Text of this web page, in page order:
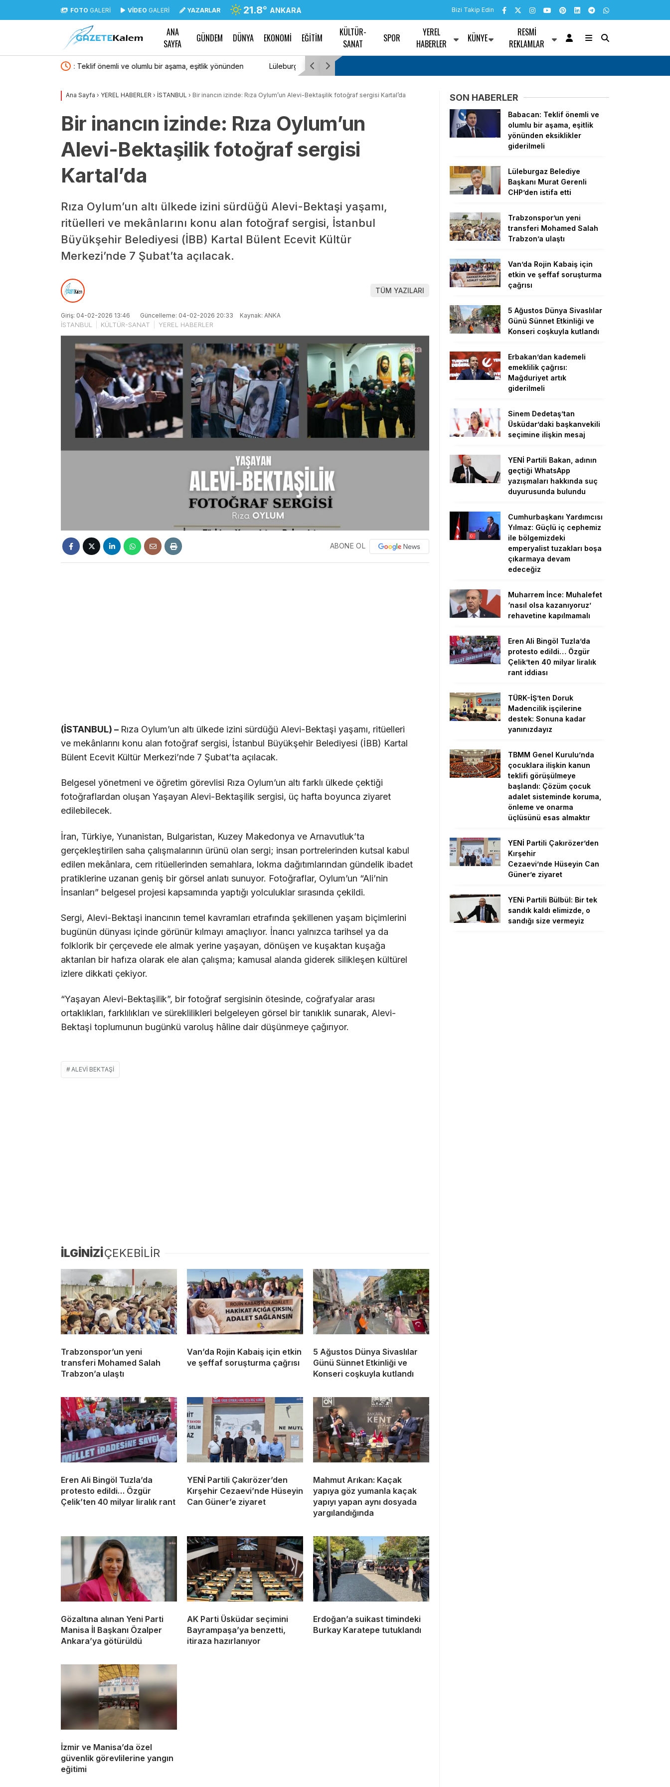
FOTO GALERİ VİDEO GALERİ YAZARLAR 21.8° ANKARA Bizi Takip Edin
ANA
SAYFA
GÜNDEM DÜNYA EKONOMİ EĞİTİM
KÜLTÜR-
SANAT
SPOR
YEREL
HABERLER
KÜNYE
RESMI
REKLAMLAR
Lüleburgaz Belediye Başkanı Murat Gerenli CHP’den istifa etti Trabzonspor’un yeni transferi Mohamed Salah Trabzon’a ulaştı
Ana Sayfa › YEREL HABERLER › İSTANBUL › Bir inancın izinde: Rıza Oylum’un Alevi-Bektaşilik fotoğraf sergisi Kartal’da
Bir inancın izinde: Rıza Oylum’un
Alevi-Bektaşilik fotoğraf sergisi
Kartal’da
Rıza Oylum’un altı ülkede izini sürdüğü Alevi-Bektaşi yaşamı,
ritüelleri ve mekânlarını konu alan fotoğraf sergisi, İstanbul
Büyükşehir Belediyesi (İBB) Kartal Bülent Ecevit Kültür
Merkezi’nde 7 Şubat’ta açılacak.
TÜM YAZILARI
Giriş: 04-02-2026 13:46 Güncelleme: 04-02-2026 20:33 Kaynak: ANKA
İSTANBUL KÜLTÜR-SANAT YEREL HABERLER
ABONE OL
(İSTANBUL) – Rıza Oylum’un altı ülkede izini sürdüğü Alevi-Bektaşi yaşamı, ritüelleri
ve mekânlarını konu alan fotoğraf sergisi, İstanbul Büyükşehir Belediyesi (İBB) Kartal
Bülent Ecevit Kültür Merkezi’nde 7 Şubat’ta açılacak.
Belgesel yönetmeni ve öğretim görevlisi Rıza Oylum’un altı farklı ülkede çektiği
fotoğraflardan oluşan Yaşayan Alevi-Bektaşilik sergisi, üç hafta boyunca ziyaret
edilebilecek.
İran, Türkiye, Yunanistan, Bulgaristan, Kuzey Makedonya ve Arnavutluk’ta
gerçekleştirilen saha çalışmalarının ürünü olan sergi; insan portrelerinden kutsal kabul
edilen mekânlara, cem ritüellerinden semahlara, lokma dağıtımlarından gündelik ibadet
pratiklerine uzanan geniş bir görsel anlatı sunuyor. Fotoğraflar, Oylum’un “Ali’nin
İnsanları” belgesel projesi kapsamında yaptığı yolculuklar sırasında çekildi.
Sergi, Alevi-Bektaşi inancının temel kavramları etrafında şekillenen yaşam biçimlerini
bugünün dünyası içinde görünür kılmayı amaçlıyor. İnancı yalnızca tarihsel ya da
folklorik bir çerçevede ele almak yerine yaşayan, dönüşen ve kuşaktan kuşağa
aktarılan bir hafıza olarak ele alan çalışma; kamusal alanda giderek silikleşen kültürel
izlere dikkati çekiyor.
“Yaşayan Alevi-Bektaşilik”, bir fotoğraf sergisinin ötesinde, coğrafyalar arası
ortaklıkları, farklılıkları ve süreklilikleri belgeleyen görsel bir tanıklık sunarak, Alevi-
Bektaşi toplumunun bugünkü varoluş hâline dair düşünmeye çağırıyor.
ALEVI BEKTAŞI
İLGİNİZİÇEKEBİLİR
Trabzonspor’un yeni
transferi Mohamed Salah
Trabzon’a ulaştı
Van’da Rojin Kabaiş için etkin
ve şeffaf soruşturma çağrısı
5 Ağustos Dünya Sivaslılar
Günü Sünnet Etkinliği ve
Konseri coşkuyla kutlandı
Eren Ali Bingöl Tuzla’da
protesto edildi… Özgür
Çelik’ten 40 milyar liralık rant
YENİ Partili Çakırözer’den
Kırşehir Cezaevi’nde Hüseyin
Can Güner’e ziyaret
Mahmut Arıkan: Kaçak
yapıya göz yumanla kaçak
yapıyı yapan aynı dosyada
yargılandığında
Gözaltına alınan Yeni Parti
Manisa İl Başkanı Özalper
Ankara’ya götürüldü
AK Parti Üsküdar seçimini
Bayrampaşa’ya benzetti,
itiraza hazırlanıyor
Erdoğan’a suikast timindeki
Burkay Karatepe tutuklandı
İzmir ve Manisa’da özel
güvenlik görevlilerine yangın
eğitimi
SON HABERLER
Babacan: Teklif önemli ve
olumlu bir aşama, eşitlik
yönünden eksiklikler
giderilmeli
Lüleburgaz Belediye
Başkanı Murat Gerenli
CHP’den istifa etti
Trabzonspor’un yeni
transferi Mohamed Salah
Trabzon’a ulaştı
Van’da Rojin Kabaiş için
etkin ve şeffaf soruşturma
çağrısı
5 Ağustos Dünya Sivaslılar
Günü Sünnet Etkinliği ve
Konseri coşkuyla kutlandı
Erbakan’dan kademeli
emeklilik çağrısı:
Mağduriyet artık
giderilmeli
Sinem Dedetaş’tan
Üsküdar’daki başkanvekili
seçimine ilişkin mesaj
YENİ Partili Bakan, adının
geçtiği WhatsApp
yazışmaları hakkında suç
duyurusunda bulundu
Cumhurbaşkanı Yardımcısı
Yılmaz: Güçlü iç cephemiz
ile bölgemizdeki
emperyalist tuzakları boşa
çıkarmaya devam
edeceğiz
Muharrem İnce: Muhalefet
‘nasıl olsa kazanıyoruz’
rehavetine kapılmamalı
Eren Ali Bingöl Tuzla’da
protesto edildi… Özgür
Çelik’ten 40 milyar liralık
rant iddiası
TÜRK-İŞ’ten Doruk
Madencilik işçilerine
destek: Sonuna kadar
yanınızdayız
TBMM Genel Kurulu’nda
çocuklara ilişkin kanun
teklifi görüşülmeye
başlandı: Çözüm çocuk
adalet sisteminde koruma,
önleme ve onarma
üçlüsünü esas almaktır
YENİ Partili Çakırözer’den
Kırşehir
Cezaevi’nde Hüseyin Can
Güner’e ziyaret
YENi Partili Bülbül: Bir tek
sandık kaldı elimizde, o
sandığı size vermeyiz